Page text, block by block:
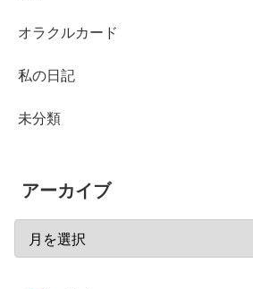
オラクルカード
私の日記
未分類
アーカイブ